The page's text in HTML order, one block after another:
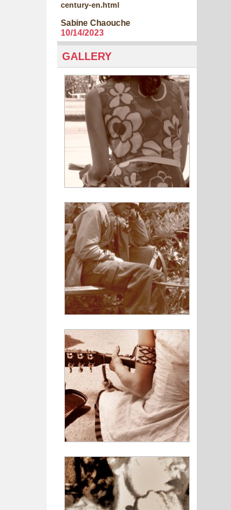
century-en.html
Sabine Chaouche
10/14/2023
GALLERY